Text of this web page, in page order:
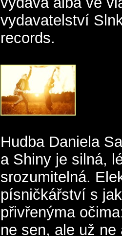
vydavatelství
records.
Hudba Daniela
a Shiny je silná,
srozumitelná.
písničkářství s
přivřenýma
ne sen, ale už ne